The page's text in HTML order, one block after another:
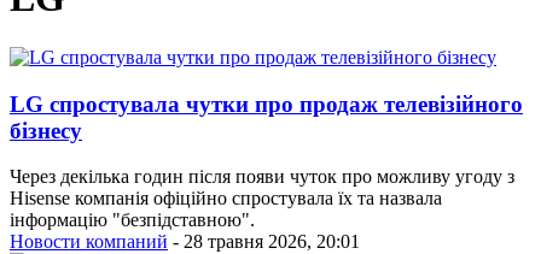
LG спростувала чутки про продаж телевізійного
бізнесу
Через декілька годин після появи чуток про можливу угоду з
Hisense компанія офіційно спростувала їх та назвала
інформацію "безпідставною".
Новости компаний - 28 травня 2026, 20:01